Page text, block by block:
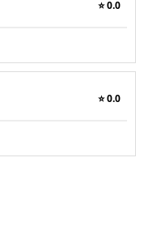
⭐ 0.0
⭐ 0.0